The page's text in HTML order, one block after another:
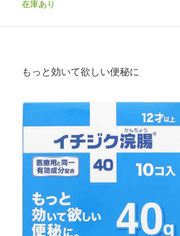
在庫あり
もっと効いて欲しい便秘に